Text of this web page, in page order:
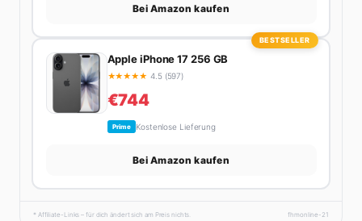
Bei Amazon kaufen
BESTSELLER
Apple iPhone 17 256 GB
★★★★★ 4.5 (597)
€744
Prime Kostenlose Lieferung
Bei Amazon kaufen
* Affiliate-Links – für dich ändert sich am Preis nichts. fhmonline-21